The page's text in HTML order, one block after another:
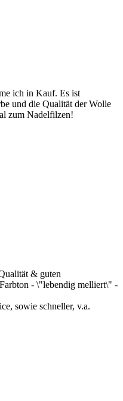
ich in Kauf. Es ist
und die Qualität der Wolle
zum Nadelfilzen!
& guten
- \"lebendig melliert\" -
sowie schneller, v.a.